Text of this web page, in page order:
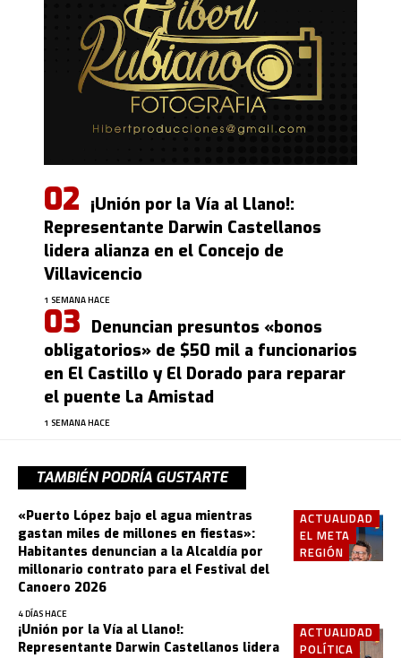
¡Unión por la Vía al Llano!:
Representante Darwin Castellanos
lidera alianza en el Concejo de
Villavicencio
1 SEMANA HACE
Denuncian presuntos «bonos
obligatorios» de $50 mil a funcionarios
en El Castillo y El Dorado para reparar
el puente La Amistad
1 SEMANA HACE
TAMBIÉN PODRÍA GUSTARTE
ACTUALIDAD
EL META
REGIÓN
«Puerto López bajo el agua mientras
gastan miles de millones en fiestas»:
Habitantes denuncian a la Alcaldía por
millonario contrato para el Festival del
Canoero 2026
4 DÍAS HACE
ACTUALIDAD
POLÍTICA
¡Unión por la Vía al Llano!:
Representante Darwin Castellanos lidera